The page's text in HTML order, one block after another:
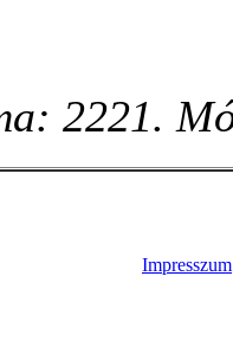
2221.
Impresszum